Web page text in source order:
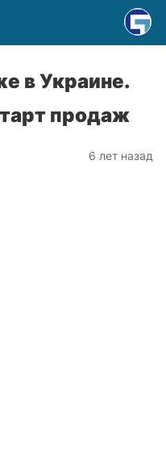
в Украине.
продаж
6 лет назад